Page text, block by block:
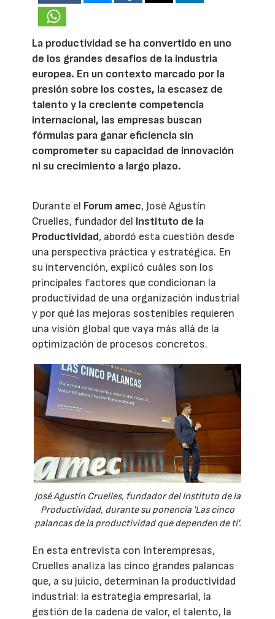
La productividad se ha convertido en uno
de los grandes desafíos de la industria
europea. En un contexto marcado por la
presión sobre los costes, la escasez de
talento y la creciente competencia
internacional, las empresas buscan
fórmulas para ganar eficiencia sin
comprometer su capacidad de innovación
ni su crecimiento a largo plazo.
Durante el Forum amec, José Agustín
Cruelles, fundador del Instituto de la
Productividad, abordó esta cuestión desde
una perspectiva práctica y estratégica. En
su intervención, explicó cuáles son los
principales factores que condicionan la
productividad de una organización industrial
y por qué las mejoras sostenibles requieren
una visión global que vaya más allá de la
optimización de procesos concretos.
José Agustín Cruelles, fundador del Instituto de la
Productividad, durante su ponencia 'Las cinco
palancas de la productividad que dependen de ti'.
En esta entrevista con Interempresas,
Cruelles analiza las cinco grandes palancas
que, a su juicio, determinan la productividad
industrial: la estrategia empresarial, la
gestión de la cadena de valor, el talento, la